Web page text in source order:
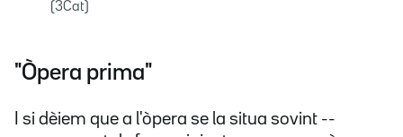
(3Cat)
"Òpera prima"
I si dèiem que a l'òpera se la situa sovint --